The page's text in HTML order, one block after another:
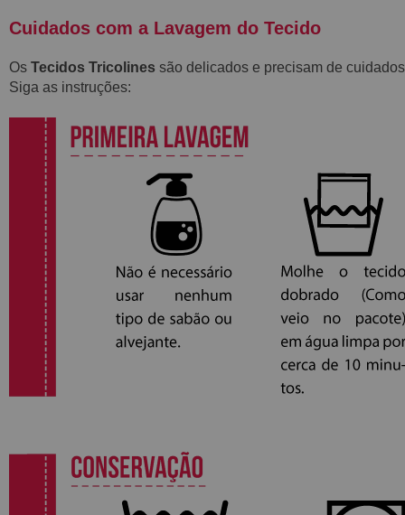
Cuidados com a Lavagem do Tecido
Os Tecidos Tricolines são delicados e precisam de
Siga as instruções: